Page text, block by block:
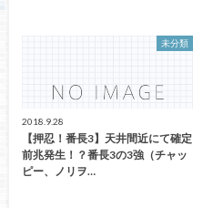
未分類
2018.9.28
【押忍！番長3】天井間近にて確定
前兆発生！？番長3の3強（チャッ
ピー、ノリヲ…